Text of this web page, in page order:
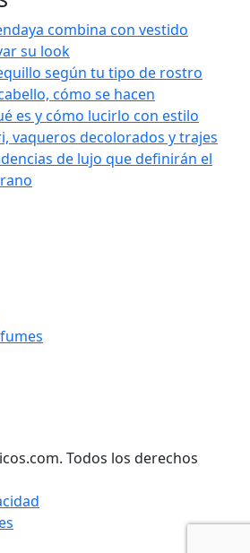
combina con vestido
su look
según tu tipo de rostro
cómo se hacen
es y cómo lucirlo con estilo
vaqueros decolorados y trajes
de lujo que definirán el
Todos los derechos